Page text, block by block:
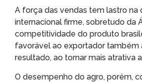
A força das vendas tem lastro na
internacional firme, sobretudo da
competitividade do produto
favorável ao exportador também
resultado, ao tornar mais atrativa
O desempenho do agro, porém,